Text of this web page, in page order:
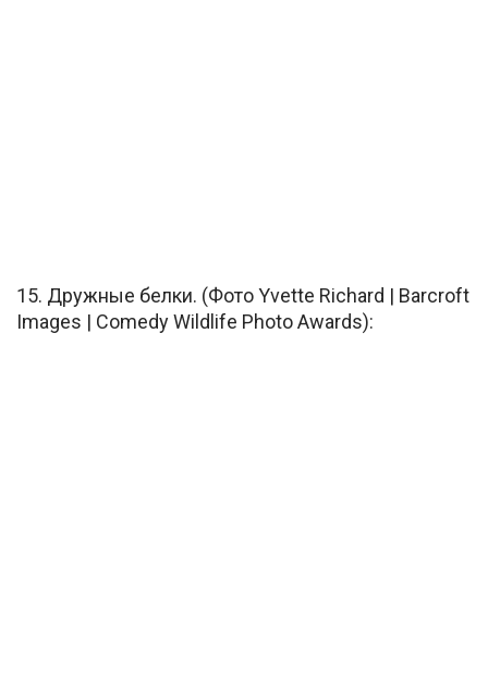
15. Дружные белки. (Фото Yvette Richard | Barcroft
Images | Comedy Wildlife Photo Awards):